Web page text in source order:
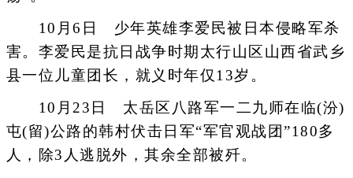
10月6日 少年英雄李爱民被日本侵略军杀
害。李爱民是抗日战争时期太行山区山西省武乡
县一位儿童团长，就义时年仅13岁。
10月23日 太岳区八路军一二九师在临(汾)
屯(留)公路的韩村伏击日军“军官观战团”180多
人，除3人逃脱外，其余全部被歼。